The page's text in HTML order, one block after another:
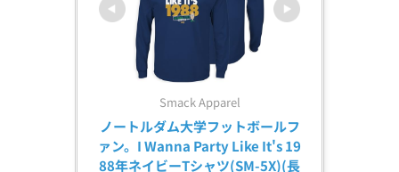
Smack Apparel
ノートルダム大学フットボールフ
ァン。I Wanna Party Like It's 19
88年ネイビーTシャツ(SM-5X)(長